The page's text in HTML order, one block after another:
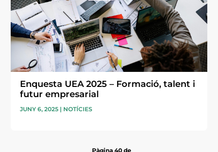
Enquesta UEA 2025 – Formació, talent i
futur empresarial
JUNY 6, 2025 | NOTÍCIES